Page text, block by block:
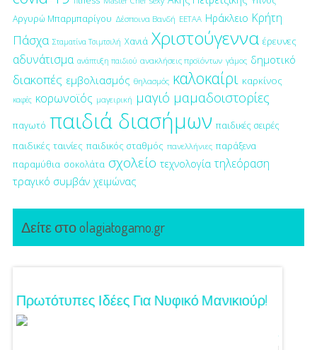
Αργυρώ Μπαρμπαρίγου Δέσποινα Βανδή ΕΕΤΑΑ Ηράκλειο Κρήτη
Πάσχα Σταματίνα Τσιμτσιλή Χανιά Χριστούγεννα έρευνες
αδυνάτισμα ανάπτυξη παιδιού ανακλήσεις προϊόντων γάμος δημοτικό
διακοπές εμβολιασμός θηλασμός καλοκαίρι καρκίνος
καφές κορωνοϊός μαγειρική μαγιό μαμαδοιστορίες
παγωτό παιδιά διασήμων παιδικές σειρές
παιδικές ταινίες παιδικός σταθμός πανελλήνιες παράξενα
παραμύθια σοκολάτα σχολείο τεχνολογία τηλεόραση
τραγικό συμβάν χειμώνας
Δείτε στο olagiatogamo.gr
Πρωτότυπες Ιδέες Για Νυφικό Μανικιούρ!